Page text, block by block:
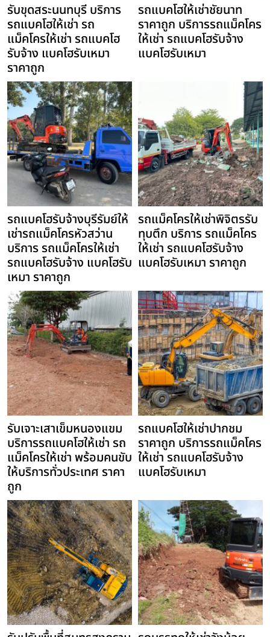
รับขุดสระนนทบุรี บริการ
รถแบคโฮให้เช่า รถ
แม็คโครให้เช่า รถแบคโฮ
รับจ้าง แบคโฮรับเหมา
ราคาถูก
รถแบคโฮให้เช่าชัยนาท
ราคาถูก บริการรถแม็คโคร
ให้เช่า รถแบคโฮรับจ้าง
แบคโฮรับเหมา
รถแบคโฮรับจ้างบุรีรัมย์ให้
เช่ารถแม็คโครหัวสว่าน
บริการ รถแม็คโครให้เช่า
รถแบคโฮรับจ้าง แบคโฮรับ
เหมา ราคาถูก
รถแม็คโครให้เช่าพิจิตรรับ
ทุบตึก บริการ รถแม็คโคร
ให้เช่า รถแบคโฮรับจ้าง
แบคโฮรับเหมา ราคาถูก
รับเจาะเสาเข็มหนองแขม
บริการรถแบคโฮให้เช่า รถ
แม็คโครให้เช่า พร้อมคนขับ
ให้บริการทั่วประเทศ ราคา
ถูก
รถแบคโฮให้เช่าปากชม
ราคาถูก บริการรถแม็คโคร
ให้เช่า รถแบคโฮรับจ้าง
แบคโฮรับเหมา